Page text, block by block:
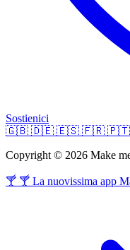
Sostienici
🇬🇧 🇩🇪 🇪🇸 🇫🇷 🇵🇹
Copyright © 2026 Make
🍸 🍸 La nuovissima app